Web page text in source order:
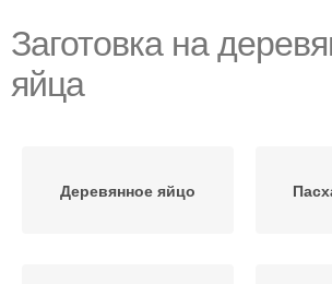
Заготовка на
яйца
Деревянное яйцо